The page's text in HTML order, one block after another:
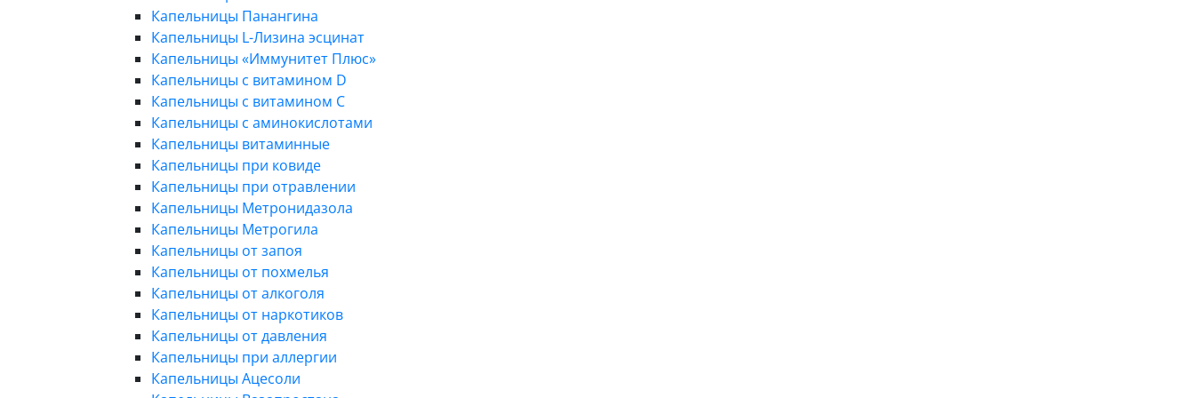
Капельницы Панангина
Капельницы L-Лизина эсцинат
Капельницы «Иммунитет Плюс»
Капельницы с витамином D
Капельницы с витамином C
Капельницы с аминокислотами
Капельницы витаминные
Капельницы при ковиде
Капельницы при отравлении
Капельницы Метронидазола
Капельницы Метрогила
Капельницы от запоя
Капельницы от похмелья
Капельницы от алкоголя
Капельницы от наркотиков
Капельницы от давления
Капельницы при аллергии
Капельницы Ацесоли